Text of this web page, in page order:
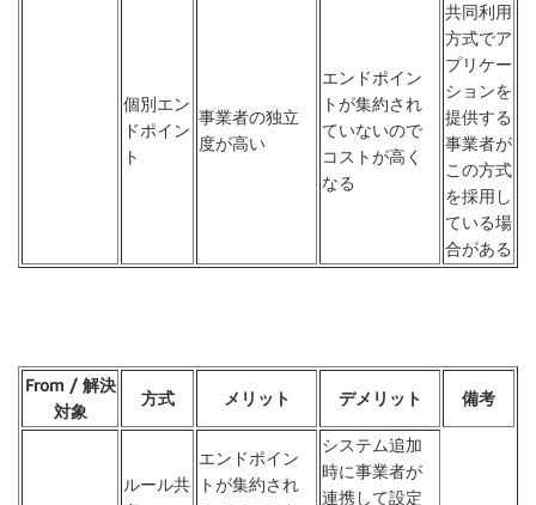
個別エン
ドポイン
ト
事業者の独立
度が高い
エンドポイン
トが集約され
ていないので
コストが高く
なる
共同利用
方式でア
プリケー
ションを
提供する
事業者が
この方式
を採用し
ている場
合がある
From / 解決
対象
方式 メリット デメリット 備考
ルール共
エンドポイン
トが集約され
システム追加
時に事業者が
連携して設定